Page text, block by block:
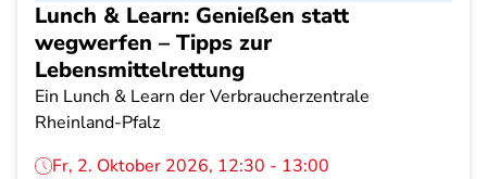
Lunch & Learn: Genießen statt
wegwerfen – Tipps zur
Lebensmittelrettung
Ein Lunch & Learn der Verbraucherzentrale
Rheinland-Pfalz
Fr, 2. Oktober 2026, 12:30 - 13:00